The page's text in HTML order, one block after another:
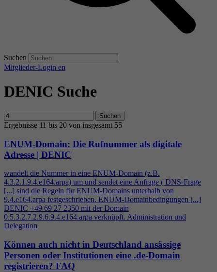
Suchen
Mitglieder-Login en
DENIC Suche
Suchen
Ergebnisse 11 bis 20 von insgesamt 55
ENUM-Domain: Die Rufnummer als digitale
Adresse | DENIC
wandelt die Nummer in eine ENUM-Domain (z.B.
4.3.2.1.9.4.e164.arpa) um und sendet eine Anfrage ( DNS-Frage
[...] sind die Regeln für ENUM-Domains unterhalb von
9.4.e164.arpa festgeschrieben. ENUM-Domainbedingungen [...]
DENIC +49 69 27 2350 mit der Domain
0.5.3.2.7.2.9.6.9.4.e164.arpa verknüpft. Administration und
Delegation
Können auch nicht in Deutschland ansässige
Personen oder Institutionen eine .de-Domain
registrieren? FAQ